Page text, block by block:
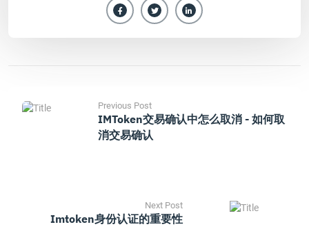
Previous Post
IMToken交易确认中怎么取消 - 如何取
消交易确认
Next Post
Imtoken身份认证的重要性